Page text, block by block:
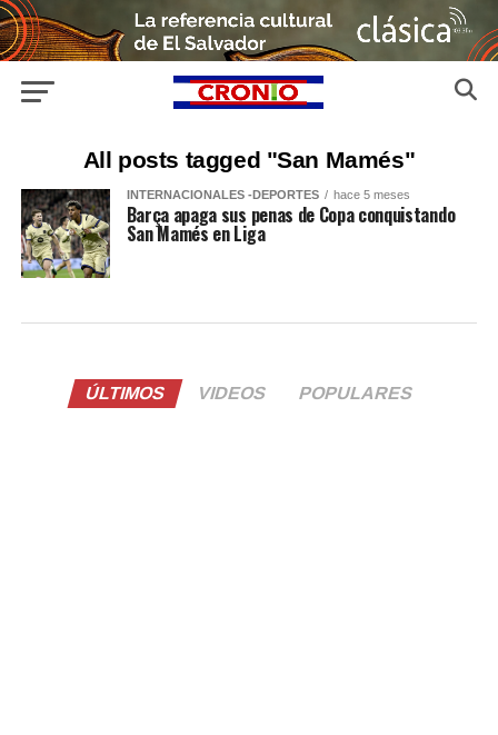
All posts tagged "San Mamés"
INTERNACIONALES -DEPORTES hace 5 meses
Barça apaga sus penas de Copa conquistando
San Mamés en Liga
ÚLTIMOS VIDEOS POPULARES